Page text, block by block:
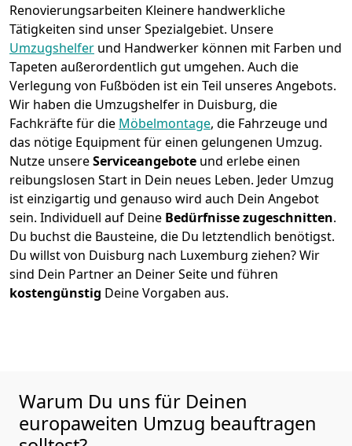
Renovierungsarbeiten Kleinere handwerkliche
Tätigkeiten sind unser Spezialgebiet. Unsere
Umzugshelfer und Handwerker können mit Farben und
Tapeten außerordentlich gut umgehen. Auch die
Verlegung von Fußböden ist ein Teil unseres Angebots.
Wir haben die Umzugshelfer in Duisburg, die
Fachkräfte für die Möbelmontage, die Fahrzeuge und
das nötige Equipment für einen gelungenen Umzug.
Nutze unsereServiceangebote und erlebe einen
reibungslosen Start in Dein neues Leben. Jeder Umzug
ist einzigartig und genauso wird auch Dein Angebot
sein. Individuell auf Deine Bedürfnisse zugeschnitten.
Du buchst die Bausteine, die Du letztendlich benötigst.
Du willst von Duisburg nach Luxemburg ziehen? Wir
sind Dein Partner an Deiner Seite und führen
kostengünstig Deine Vorgaben aus.
Warum Du uns für Deinen
europaweiten Umzug beauftragen